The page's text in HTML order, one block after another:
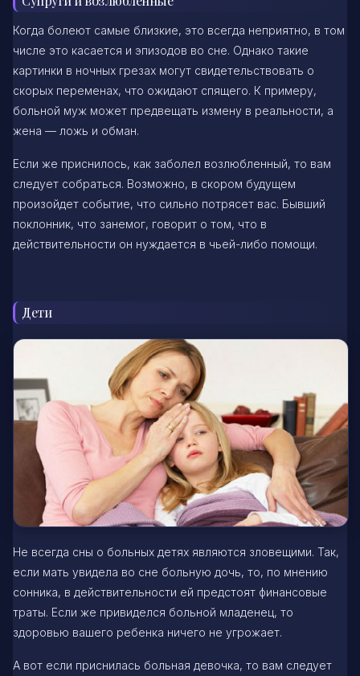
Когда болеют самые близкие, это всегда неприятно, в том
числе это касается и эпизодов во сне. Однако такие
картинки в ночных грезах могут свидетельствовать о
скорых переменах, что ожидают спящего. К примеру,
больной муж может предвещать измену в реальности, а
жена — ложь и обман.
Если же приснилось, как заболел возлюбленный, то вам
следует собраться. Возможно, в скором будущем
произойдет событие, что сильно потрясет вас. Бывший
поклонник, что занемог, говорит о том, что в
действительности он нуждается в чьей-либо помощи.
Дети
Не всегда сны о больных детях являются зловещими. Так,
если мать увидела во сне больную дочь, то, по мнению
сонника, в действительности ей предстоят финансовые
траты. Если же привиделся больной младенец, то
здоровью вашего ребенка ничего не угрожает.
А вот если приснилась больная девочка, то вам следует